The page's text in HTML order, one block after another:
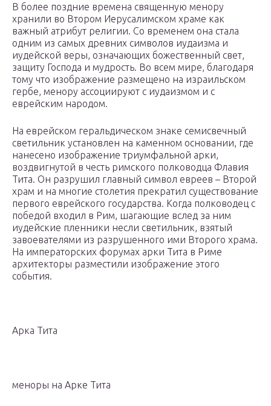
В более поздние времена священную менору
хранили во Втором Иерусалимском храме как
важный атрибут религии. Со временем она стала
одним из самых древних символов иудаизма и
иудейской веры, означающих божественный свет,
защиту Господа и мудрость. Во всем мире, благодаря
тому что изображение размещено на израильском
гербе, менору ассоциируют с иудаизмом и с
еврейским народом.
На еврейском геральдическом знаке семисвечный
светильник установлен на каменном основании, где
нанесено изображение триумфальной арки,
воздвигнутой в честь римского полководца Флавия
Тита. Он разрушил главный символ евреев – Второй
храм и на многие столетия прекратил существование
первого еврейского государства. Когда полководец с
победой входил в Рим, шагающие вслед за ним
иудейские пленники несли светильник, взятый
завоевателями из разрушенного ими Второго храма.
На императорских форумах арки Тита в Риме
архитекторы разместили изображение этого
события.
Арка Тита
меноры на Арке Тита